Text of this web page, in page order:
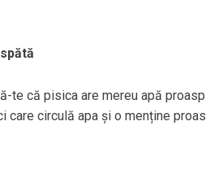
te că pisica are mereu apă
care circulă apa și o menține